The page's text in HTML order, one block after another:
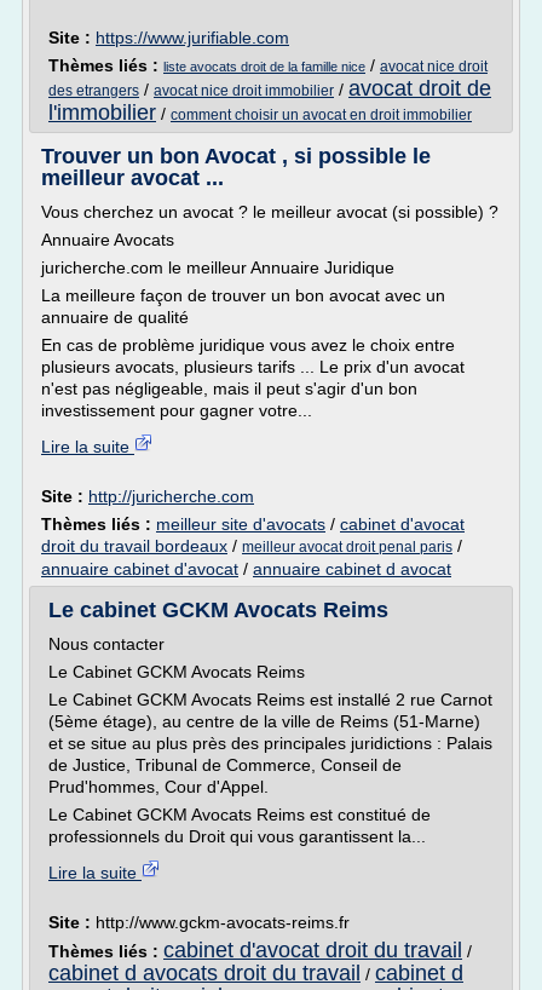
Site : https://www.jurifiable.com
Thèmes liés : liste avocats droit de la famille nice / avocat nice droit
des etrangers / avocat nice droit immobilier / avocat droit de
l'immobilier / comment choisir un avocat en droit immobilier
Trouver un bon Avocat , si possible le
meilleur avocat ...
Vous cherchez un avocat ? le meilleur avocat (si possible) ?
Annuaire Avocats
juricherche.com le meilleur Annuaire Juridique
La meilleure façon de trouver un bon avocat avec un
annuaire de qualité
En cas de problème juridique vous avez le choix entre
plusieurs avocats, plusieurs tarifs ... Le prix d'un avocat
n'est pas négligeable, mais il peut s'agir d'un bon
investissement pour gagner votre...
Lire la suite
Site : http://juricherche.com
Thèmes liés : meilleur site d'avocats / cabinet d'avocat
droit du travail bordeaux / meilleur avocat droit penal paris /
annuaire cabinet d'avocat / annuaire cabinet d avocat
Le cabinet GCKM Avocats Reims
Nous contacter
Le Cabinet GCKM Avocats Reims
Le Cabinet GCKM Avocats Reims est installé 2 rue Carnot
(5ème étage), au centre de la ville de Reims (51-Marne)
et se situe au plus près des principales juridictions : Palais
de Justice, Tribunal de Commerce, Conseil de
Prud'hommes, Cour d'Appel.
Le Cabinet GCKM Avocats Reims est constitué de
professionnels du Droit qui vous garantissent la...
Lire la suite
Site : http://www.gckm-avocats-reims.fr
Thèmes liés : cabinet d'avocat droit du travail /
cabinet d avocats droit du travail / cabinet d